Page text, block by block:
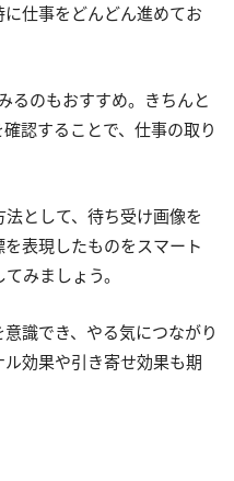
仕事をどんどん進めてお
るのもおすすめ。きちんと
認することで、仕事の取り
として、待ち受け画像を
表現したものをスマート
みましょう。
識でき、やる気につながり
効果や引き寄せ効果も期